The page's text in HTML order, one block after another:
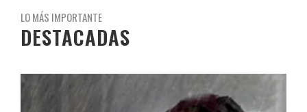
LO MÁS IMPORTANTE
DESTACADAS